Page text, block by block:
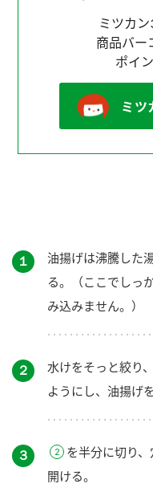
ミツカ
商品バー
ポイ
ミツ
１
油揚げは沸騰した
る。（ここでしっ
み込みません。）
２
水けをそっと絞り
ようにし、油揚げ
３
を半分に切り
開ける。